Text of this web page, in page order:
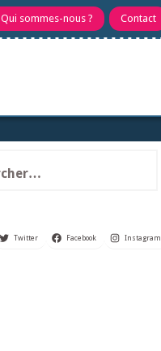
Qui sommes-nous ? Contact
Twitter Facebook Instagram